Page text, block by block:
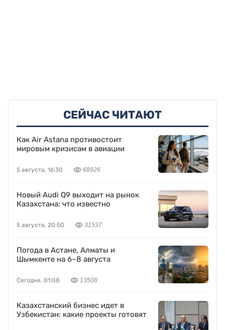
СЕЙЧАС ЧИТАЮТ
Как Air Astana противостоит
мировым кризисам в авиации
5 августа, 16:30 68926
Новый Audi Q9 выходит на рынок
Казахстана: что известно
5 августа, 20:50 31537
Погода в Астане, Алматы и
Шымкенте на 6–8 августа
Сегодня, 01:08 13508
Казахстанский бизнес идет в
Узбекистан: какие проекты готовят